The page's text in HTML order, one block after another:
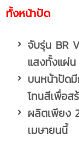
ทั้งหน้าปัด
จับรุ่น BR
แสงทั้งแผ่
บนหน้าปัดมี
โทนสีเพื่อส
ผลิตเพียง
เมษายนนี้